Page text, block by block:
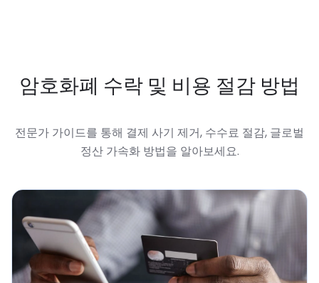
암호화폐 수락 및 비용 절감 방법
전문가 가이드를 통해 결제 사기 제거, 수수료 절감, 글로벌
정산 가속화 방법을 알아보세요.